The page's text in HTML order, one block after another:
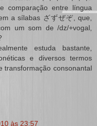
comparação entre língua
a sílabas ざずぜぞ, que,
um som de /dz/+vogal,
estuda bastante,
e diversos termos
transformação consonantal
às 23:57